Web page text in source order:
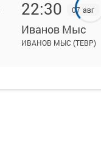
22:30 07 авг
Иванов Мыс
ИВАНОВ МЫС (ТЕВР)